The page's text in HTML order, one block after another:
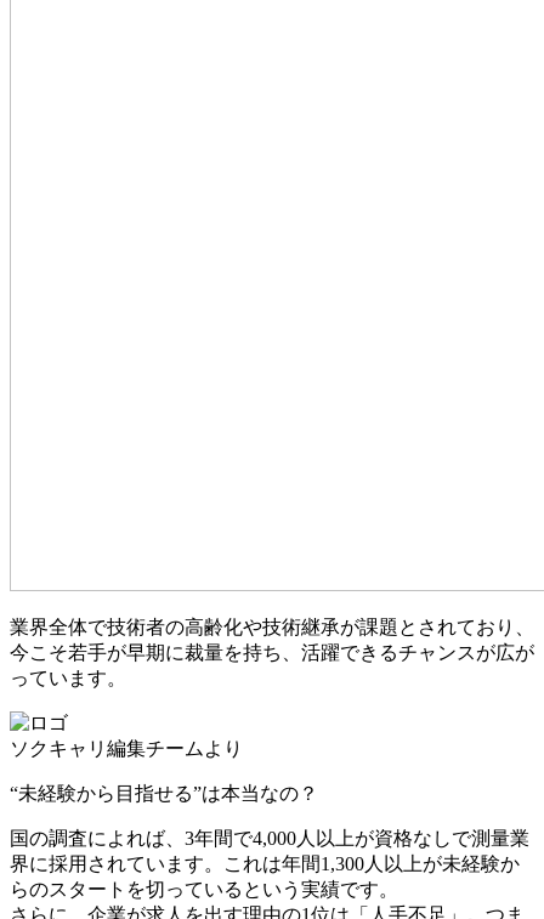
業界全体で技術者の高齢化や技術継承が課題 とされており、
今こそ若手が早期に裁量を持ち、活躍できるチャンスが広が
っています。
ソクキャリ編集チームより
“未経験から目指せる”は本当なの？
国の調査によれば、 3年間で4,000人以上が資格なしで測量業
界に採用 されています。これは年間1,300人以上が未経験か
らのスタートを切っているという実績です。
さらに、 企業が求人を出す理由の1位は「人手不足」
。つま